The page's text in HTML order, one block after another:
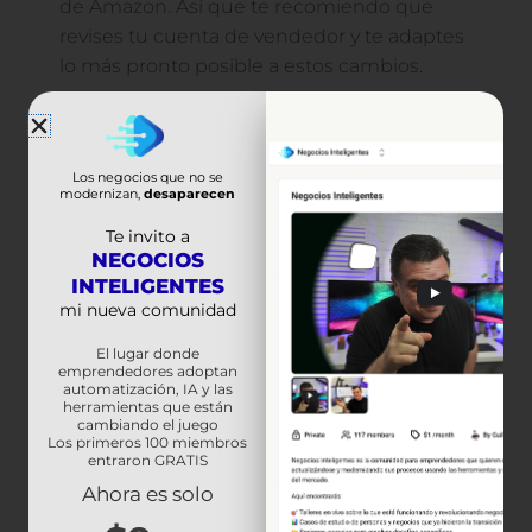
de Amazon. Así que te recomiendo que
revises tu cuenta de vendedor y te adaptes
lo más pronto posible a estos cambios.
Exitos,
Los negocios que no se
modernizan, desaparecen
Te invito a
NEGOCIOS
INTELIGENTES
mi nueva comunidad
El lugar donde
emprendedores adoptan
automatización, IA y las
herramientas que están
cambiando el juego
Los primeros 100 miembros
entraron GRATIS
Ahora es solo